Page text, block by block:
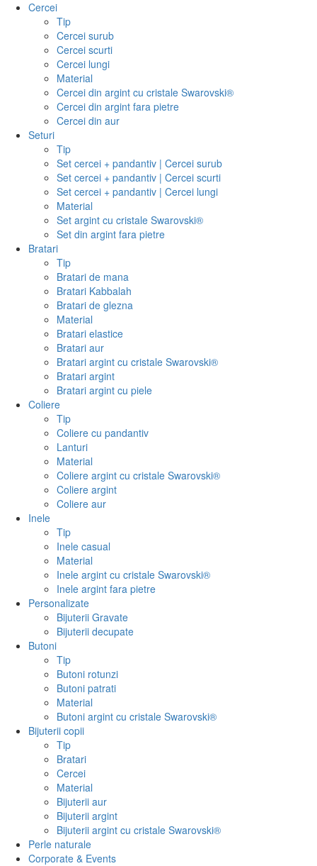
Cercei
Tip
Cercei surub
Cercei scurti
Cercei lungi
Material
Cercei din argint cu cristale Swarovski®
Cercei din argint fara pietre
Cercei din aur
Seturi
Tip
Set cercei + pandantiv | Cercei surub
Set cercei + pandantiv | Cercei scurti
Set cercei + pandantiv | Cercei lungi
Material
Set argint cu cristale Swarovski®
Set din argint fara pietre
Bratari
Tip
Bratari de mana
Bratari Kabbalah
Bratari de glezna
Material
Bratari elastice
Bratari aur
Bratari argint cu cristale Swarovski®
Bratari argint
Bratari argint cu piele
Coliere
Tip
Coliere cu pandantiv
Lanturi
Material
Coliere argint cu cristale Swarovski®
Coliere argint
Coliere aur
Inele
Tip
Inele casual
Material
Inele argint cu cristale Swarovski®
Inele argint fara pietre
Personalizate
Bijuterii Gravate
Bijuterii decupate
Butoni
Tip
Butoni rotunzi
Butoni patrati
Material
Butoni argint cu cristale Swarovski®
Bijuterii copii
Tip
Bratari
Cercei
Material
Bijuterii aur
Bijuterii argint
Bijuterii argint cu cristale Swarovski®
Perle naturale
Corporate & Events